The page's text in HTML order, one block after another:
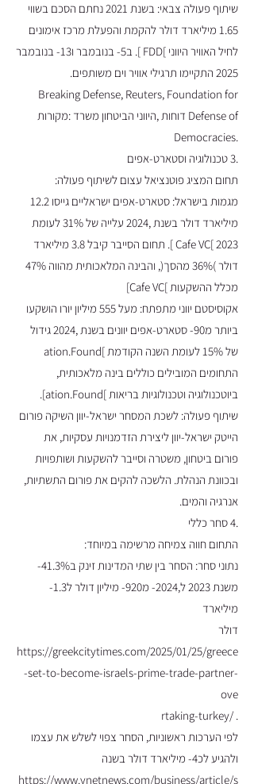
שיתוף פעולה צבאי: בשנת 2021 נחתם הסכם בשווי
1.65 מיליארד דולר להקמת והפעלת מרכז אימונים
לחיל האוויר היווני ]FDD ]. ב5- בנובמבר ו13- בנובמבר
2025 התקיימו תרגילי אוויר וים משותפים.
Breaking Defense, Reuters, Foundation for
Defense of דוחות ,היווני הביטחון משרד :מקורות
.Democracies
.3 טכנולוגיה וסטארט-אפים
תחום המציג פוטנציאל עצום לשיתוף פעולה:
מגמות בישראל: סטארט-אפים ישראליים גייסו 12.2
מיליארד דולר בשנת ,2024 עלייה של 31% לעומת
2023 ]Cafe VC ]. תחום הסייבר קיבל 3.8 מיליארד
דולר )36% מהסך(, והבינה המלאכותית מהווה 47%
מכלל ההשקעות ]Cafe VC]
אקוסיסטם יווני מתפתח: מעל 555 מיליון יורו הושקעו
ביותר מ90- סטארט-אפים יוונים בשנת ,2024 גידול
של 15% לעומת השנה הקודמת ]ation.Found
התחומים המובילים כוללים בינה מלאכותית,
ביוטכנולוגיה וטכנולוגיות בריאות ]ation.Found].
שיתוף פעולה: לשכת המסחר ישראל-יוון השיקה פורום
הייטק ישראל-יוון ליצירת הזדמנויות עסקיות, את
פורום ביטחון, משטרה וסייבר להשקעות ושותפויות
ובכוונת הנהלת. הלשכה להקים את פורום התשתיות,
אנרגיה והמים.
.4 סחר כללי
התחום חווה צמיחה מרשימה במיוחד:
נתוני סחר: הסחר בין שתי המדינות זינק ב41.3%-
משנת 2023 ל,2024- מ920- מיליון דולר ל1.3-
מיליארד
דולר
https://greekcitytimes.com/2025/01/25/greece
-set-to-become-israels-prime-trade-partner-
ove
. /rtaking-turkey
לפי הערכות ראשוניות, הסחר צפוי לשלש את עצמו
ולהגיע לכ4- מיליארד דולר בשנה
https://www.ynetnews.com/business/article/s